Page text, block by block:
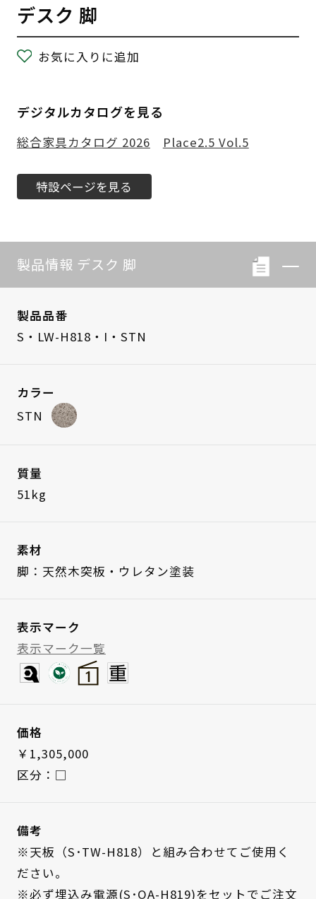
デスク 脚
お気に入りに追加
デジタルカタログを見る
総合家具カタログ 2026 Place2.5 Vol.5
特設ページを見る
製品情報 デスク 脚
製品品番
S・LW-H818・I・STN
カラー
STN
質量
51kg
素材
脚：天然木突板・ウレタン塗装
表示マーク
表示マーク一覧
価格
￥1,305,000
区分：□
備考
※天板（S･TW-H818）と組み合わせてご使用く
ださい。
※必ず埋込み電源(S･OA-H819)をセットでご注文